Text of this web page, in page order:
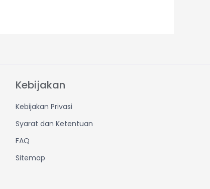
Kebijakan
Kebijakan Privasi
Syarat dan Ketentuan
FAQ
Sitemap